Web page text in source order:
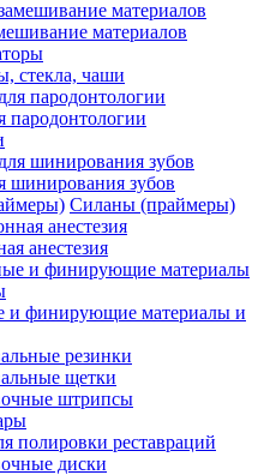
материалов
стекла, чаши
пародонтологии
шинирования зубов
Силаны (праймеры)
анестезия
и финирующие материалы и
резинки
щетки
штрипсы
полировки реставраций
диски